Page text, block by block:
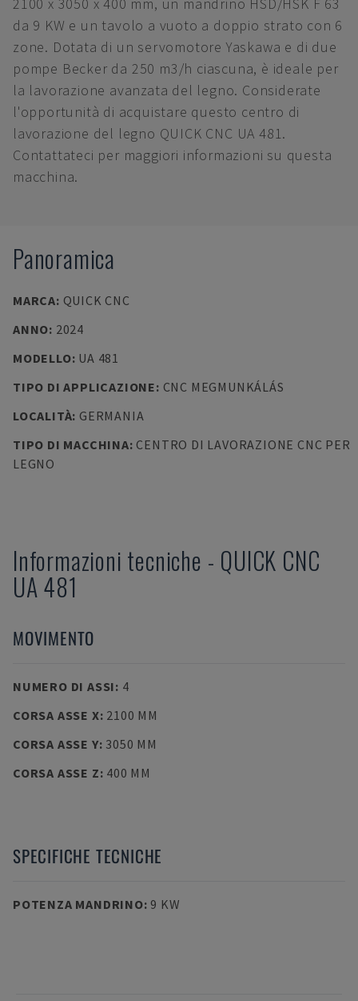
da 9 KW e un tavolo a vuoto a doppio strato con 6
zone. Dotata di un servomotore Yaskawa e di due
pompe Becker da 250 m3/h ciascuna, è ideale per
la lavorazione avanzata del legno. Considerate
l'opportunità di acquistare questo centro di
lavorazione del legno QUICK CNC UA 481.
Contattateci per maggiori informazioni su questa
macchina.
Panoramica
MARCA: QUICK CNC
ANNO: 2024
MODELLO: UA 481
TIPO DI APPLICAZIONE: CNC MEGMUNKÁLÁS
LOCALITÀ: GERMANIA
TIPO DI MACCHINA: CENTRO DI LAVORAZIONE CNC PER
LEGNO
Informazioni tecniche - QUICK CNC
UA 481
MOVIMENTO
NUMERO DI ASSI: 4
CORSA ASSE X: 2100 MM
CORSA ASSE Y: 3050 MM
CORSA ASSE Z: 400 MM
SPECIFICHE TECNICHE
POTENZA MANDRINO: 9 KW